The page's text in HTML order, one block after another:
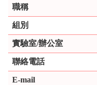
職稱
組別
實驗室/辦公室
聯絡電話
E-mail